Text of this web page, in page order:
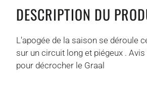
DESCRIPTION DU
L'apogée de la saison se déroule
sur un circuit long et piégeux .
pour décrocher le Graal